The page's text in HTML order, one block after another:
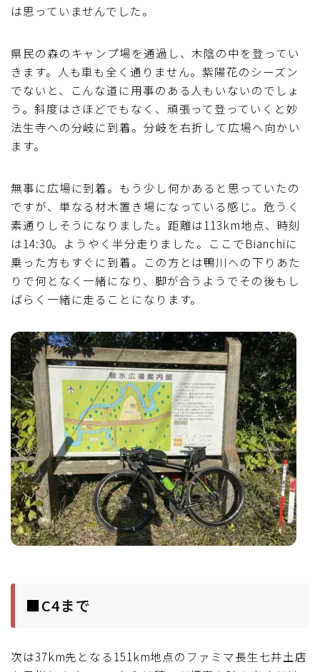
は思っていませんでした。
県民の森のキャンプ場を通過し、木陰の中を登ってい
きます。人も車も全く通りません。紫陽花のシーズン
でないと、こんな道に用事のある人もいないのでしょ
う。斜度はさほどでもなく、頑張って登っていくと妙
法生寺への分岐に到着。分岐を右折して広場へ向かい
ます。
無事に広場に到着。もう少し何かあると思っていたの
ですが、単なる材木置き場になっている感じ。危うく
素通りしそうになりました。距離は113km地点、時刻
は14:30。ようやく半分走りました。ここでBianchiに
乗った方もすぐに到着。この方とは鴨川への下りあた
りで何となく一緒になり、脚が合うようでその後もし
ばらく一緒に走ることになります。
■C4まで
次は37km先となる151km地点のファミマ長生七井土店